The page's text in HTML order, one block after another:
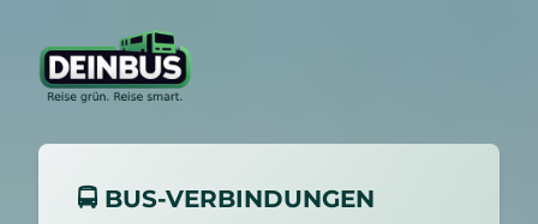
🚍 BUS-VERBINDUNGEN